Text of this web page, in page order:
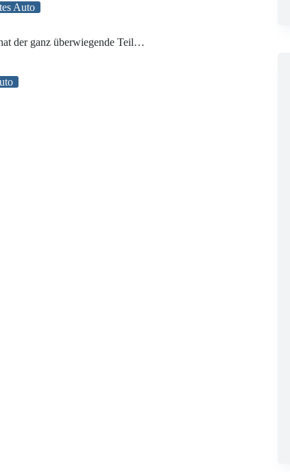
Auto
der ganz überwiegende Teil…